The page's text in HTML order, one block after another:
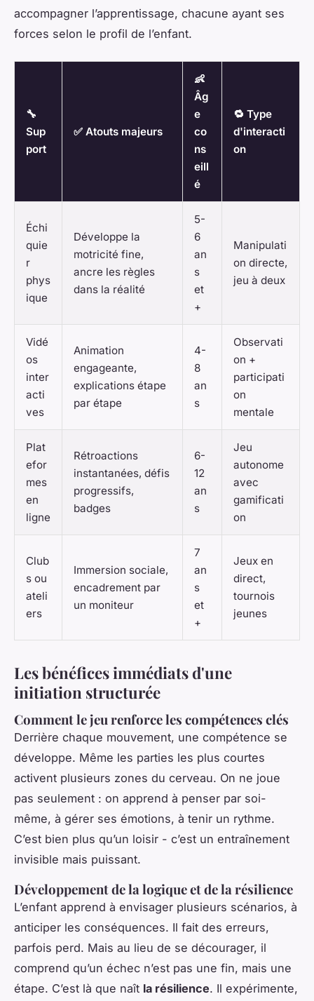
accompagner l’apprentissage, chacune ayant ses
forces selon le profil de l’enfant.
🔧
Sup
port
✅ Atouts majeurs
👶
Âg
e
co
ns
eill
é
🔁 Type
d'interacti
on
Échi
quie
r
phys
ique
Développe la
motricité fine,
ancre les règles
dans la réalité
5-
6
an
s
et
+
Manipulati
on directe,
jeu à deux
Vidé
os
inter
acti
ves
Animation
engageante,
explications étape
par étape
4-
8
an
s
Observati
on +
participati
on
mentale
Plat
efor
mes
en
ligne
Rétroactions
instantanées, défis
progressifs,
badges
6-
12
an
s
Jeu
autonome
avec
gamificati
on
Club
s ou
ateli
ers
Immersion sociale,
encadrement par
un moniteur
7
an
s
et
+
Jeux en
direct,
tournois
jeunes
Les bénéfices immédiats d'une
initiation structurée
Comment le jeu renforce les compétences clés
Derrière chaque mouvement, une compétence se
développe. Même les parties les plus courtes
activent plusieurs zones du cerveau. On ne joue
pas seulement : on apprend à penser par soi-
même, à gérer ses émotions, à tenir un rythme.
C’est bien plus qu’un loisir - c’est un entraînement
invisible mais puissant.
Développement de la logique et de la résilience
L’enfant apprend à envisager plusieurs scénarios, à
anticiper les conséquences. Il fait des erreurs,
parfois perd. Mais au lieu de se décourager, il
comprend qu’un échec n’est pas une fin, mais une
étape. C’est là que naît la résilience. Il expérimente,